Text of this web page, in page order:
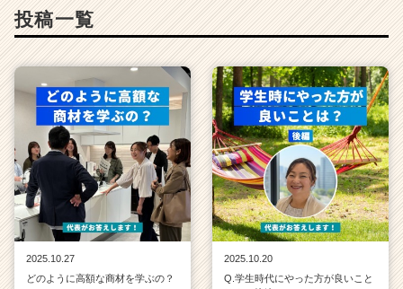
投稿一覧
2025.10.27
どのように高額な商材を学ぶの？
2025.10.20
Q.学生時代にやった方が良いこと